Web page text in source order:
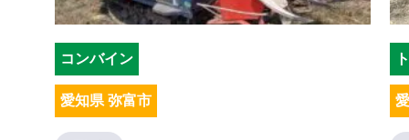
コンバイン
愛知県 弥富市